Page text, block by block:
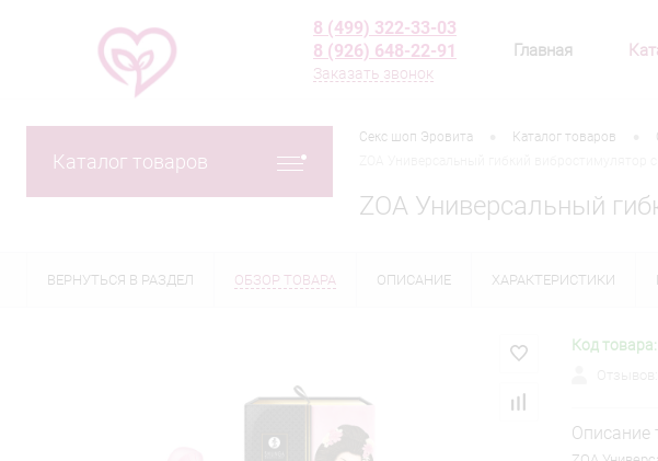
8 (499) 322-33-03
8 (926) 648-22-91
Заказать звонок
Главная
Каталог товаров
Секс шоп Эровита Каталог товаров
ZOA Универсальный
ВЕРНУТЬСЯ В РАЗДЕЛ ОБЗОР ТОВАРА ОПИСАНИЕ ХАРАКТЕРИСТИКИ
Код товара:
Описание